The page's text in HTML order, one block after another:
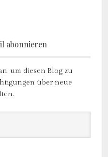
abonnieren
um diesen Blog zu
über neue